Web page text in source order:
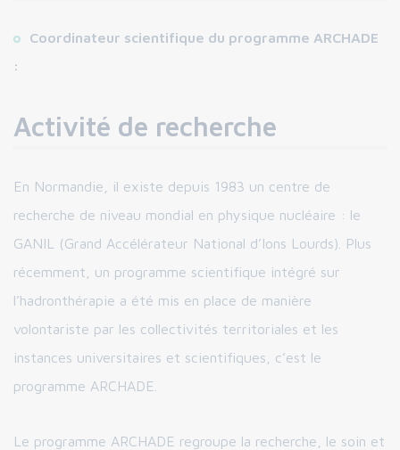
Coordinateur scientifique du programme ARCHADE
:
Activité de recherche
En Normandie, il existe depuis 1983 un centre de
recherche de niveau mondial en physique nucléaire : le
GANIL (Grand Accélérateur National d’Ions Lourds). Plus
récemment, un programme scientifique intégré sur
l’hadronthérapie a été mis en place de manière
volontariste par les collectivités territoriales et les
instances universitaires et scientifiques, c’est le
programme ARCHADE.
Le programme ARCHADE regroupe la recherche, le soin et